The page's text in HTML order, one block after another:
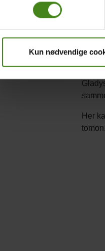
Kun nødvendige
Titel
Tæl
Tekst
afsnit
Her
tomon.
for handling